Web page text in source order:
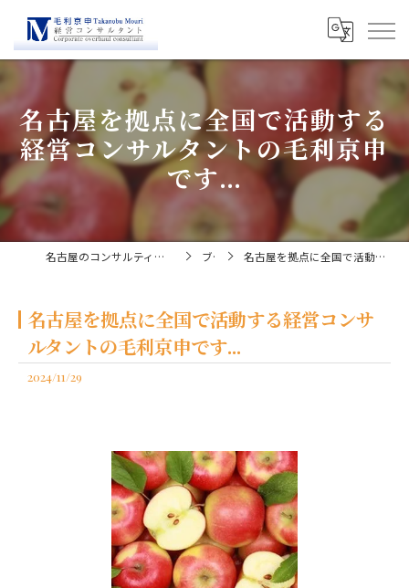
名古屋を拠点に全国で活動する
経営コンサルタントの毛利京申
です...
名古屋のコンサルティングなら経営コンサルタント毛利京申 ブログ 名古屋を拠点に全国で活動する経営コンサルタントの毛利京申です...
名古屋を拠点に全国で活動する経営コンサ
ルタントの毛利京申です...
2024/11/29